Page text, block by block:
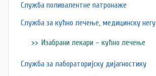
Служба поливалентне патронаже
Служба за кућно лечење, медицинску негу
Изабрани лекари – кућно лечење
Служба за лабораторијску дијагностику